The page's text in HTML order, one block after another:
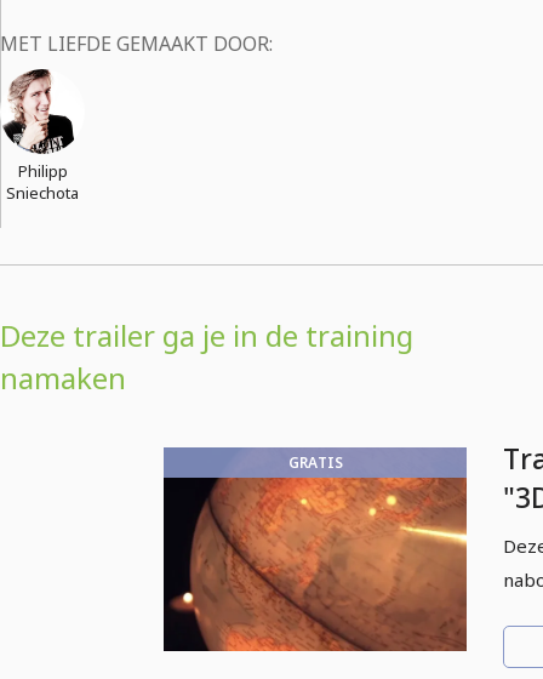
MET LIEFDE GEMAAKT DOOR:
Philipp
Sniechota
Deze trailer ga je in de training
namaken
GRATIS